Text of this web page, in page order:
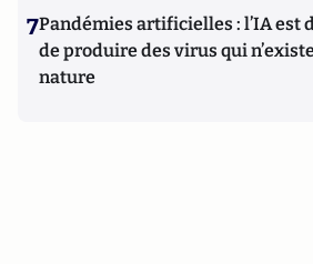
7Pandémies artificielles : l’IA est
de produire des virus qui
nature